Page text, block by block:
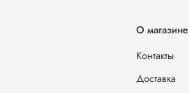
О магазине
Контакты
Доставка